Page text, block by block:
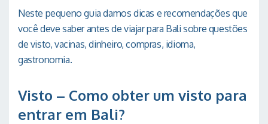
Neste pequeno guia damos dicas e recomendações que
você deve saber antes de viajar para Bali sobre questões
de visto, vacinas, dinheiro, compras, idioma,
gastronomia.
Visto – Como obter um visto para
entrar em Bali?